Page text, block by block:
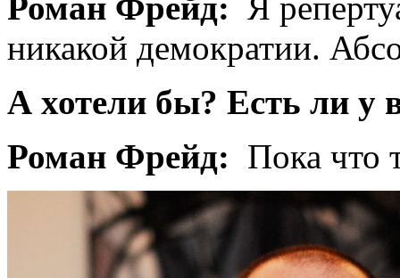
Роман Фрейд: Я
никакой демократии.
А хотели бы? Есть ли у
Роман Фрейд: Пока что